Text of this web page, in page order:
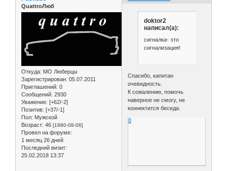
QuattroЛюб
Откуда: МО Люберцы
Зарегистрирован: 05.07.2011
Приглашений: 0
Сообщений: 2930
Уважение: [+62/-2]
Позитив: [+37/-1]
Пол: Мужской
Возраст: 46 [1980-08-06]
Провел на форуме:
1 месяц 26 дней
Последний визит:
25.02.2018 13:37
doktor2
написал(а):
сигналка- это
сигнализация!
Спасибо, капитан
очевидность.
К сожалению, помочь
наверное не смогу, не
коннектится беседа.
0